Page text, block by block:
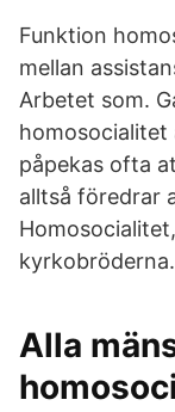
Funktion
mellan
Arbetet som.
homo‍socialitet
påpekas ofta
alltså föredrar
kyrkobröderna.
Alla